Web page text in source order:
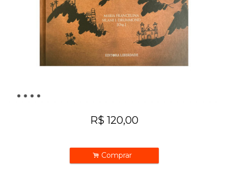
R$ 120,00
. Comprar